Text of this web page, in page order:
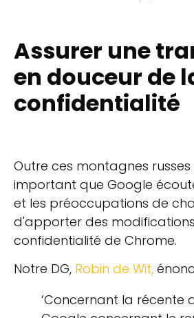
Assurer une
en douceur de
confidentialité
Outre ces montagnes russes
important que Google
et les préoccupations de
d'apporter des
confidentialité de Chrome.
Notre DG, Robin de Wit,
‘Concernant la récente